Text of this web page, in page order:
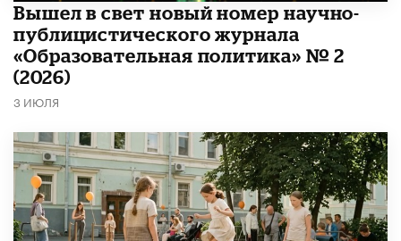
Вышел в свет новый номер научно-
публицистического журнала
«Образовательная политика» № 2
(2026)
3 ИЮЛЯ